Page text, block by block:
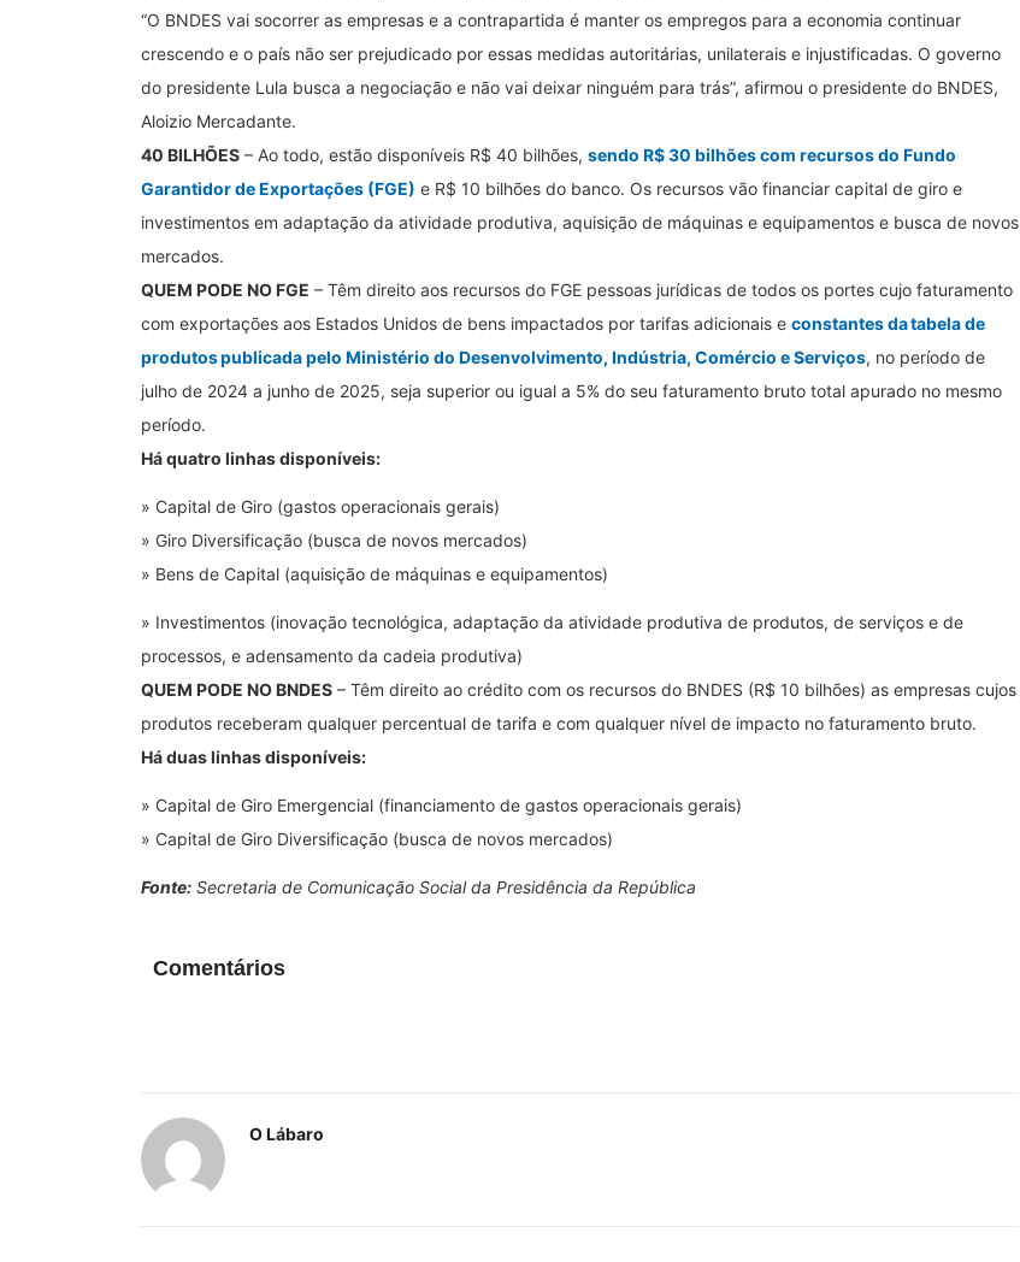
“O BNDES vai socorrer as empresas e a contrapartida é manter os empregos para a economia continuar
crescendo e o país não ser prejudicado por essas medidas autoritárias, unilaterais e injustificadas. O governo
do presidente Lula busca a negociação e não vai deixar ninguém para trás”, afirmou o presidente do BNDES,
Aloizio Mercadante.
40 BILHÕES – Ao todo, estão disponíveis R$ 40 bilhões, sendo R$ 30 bilhões com recursos do Fundo
Garantidor de Exportações (FGE) e R$ 10 bilhões do banco. Os recursos vão financiar capital de giro e
investimentos em adaptação da atividade produtiva, aquisição de máquinas e equipamentos e busca de novos
mercados.
QUEM PODE NO FGE – Têm direito aos recursos do FGE pessoas jurídicas de todos os portes cujo faturamento
com exportações aos Estados Unidos de bens impactados por tarifas adicionais e constantes da tabela de
produtos publicada pelo Ministério do Desenvolvimento, Indústria, Comércio e Serviços, no período de
julho de 2024 a junho de 2025, seja superior ou igual a 5% do seu faturamento bruto total apurado no mesmo
período.
Há quatro linhas disponíveis:
» Capital de Giro (gastos operacionais gerais)
» Giro Diversificação (busca de novos mercados)
» Bens de Capital (aquisição de máquinas e equipamentos)
» Investimentos (inovação tecnológica, adaptação da atividade produtiva de produtos, de serviços e de
processos, e adensamento da cadeia produtiva)
QUEM PODE NO BNDES – Têm direito ao crédito com os recursos do BNDES (R$ 10 bilhões) as empresas cujos
produtos receberam qualquer percentual de tarifa e com qualquer nível de impacto no faturamento bruto.
Há duas linhas disponíveis:
» Capital de Giro Emergencial (financiamento de gastos operacionais gerais)
» Capital de Giro Diversificação (busca de novos mercados)
Fonte: Secretaria de Comunicação Social da Presidência da República
Comentários
O Lábaro